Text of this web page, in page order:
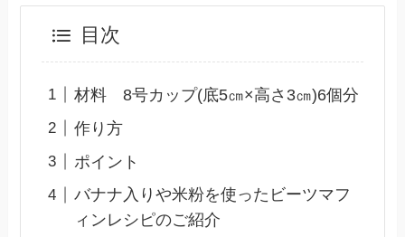
目次
材料 8号カップ(底5㎝×高さ3㎝)6個分
作り方
ポイント
バナナ入りや米粉を使ったビーツマフ
ィンレシピのご紹介